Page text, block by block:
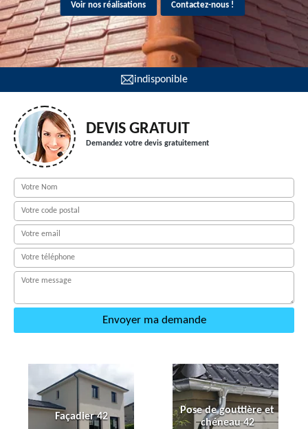
Voir nos réalisations Contactez-nous !
indisponible
DEVIS GRATUIT
Demandez votre devis gratuitement
Façadier 42
Pose de gouttière et
chéneau 42